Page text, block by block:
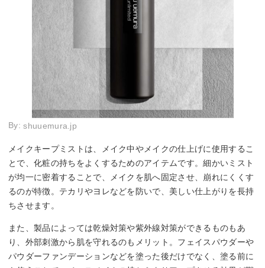
By:shuuemura.jp
メイクキープミストは、メイク中やメイクの仕上げに使用するこ
とで、化粧の持ちをよくするためのアイテムです。細かいミスト
が均一に密着することで、メイクを肌へ固定させ、崩れにくくす
るのが特徴。テカリやヨレなどを防いで、美しい仕上がりを長持
ちさせます。
また、製品によっては乾燥対策や紫外線対策ができるものもあ
り、外部刺激から肌を守れるのもメリット。フェイスパウダーや
パウダーファンデーションなどを塗った後だけでなく、塗る前に